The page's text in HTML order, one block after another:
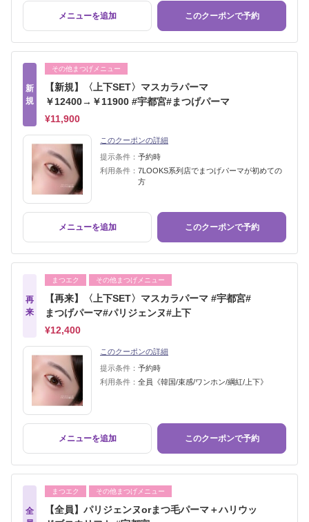
メニューを追加 このクーポンで予約
新
規
その他まつげメニュー
【新規】〈上下SET〉マスカラパーマ
￥12400→￥11900 #宇都宮#まつげパーマ
¥11,900
このクーポンの詳細
提示条件： 予約時
利用条件： 7LOOKS系列店でまつげパーマが初めての
方
メニューを追加 このクーポンで予約
再
来
まつエク その他まつげメニュー
【再来】〈上下SET〉マスカラパーマ #宇都宮#
まつげパーマ#パリジェンヌ#上下
¥12,400
このクーポンの詳細
提示条件： 予約時
利用条件： 全員《韓国/束感/ワンホン/綱紅/上下》
メニューを追加 このクーポンで予約
全
まつエク その他まつげメニュー
【全員】パリジェンヌorまつ毛パーマ＋ハリウッ